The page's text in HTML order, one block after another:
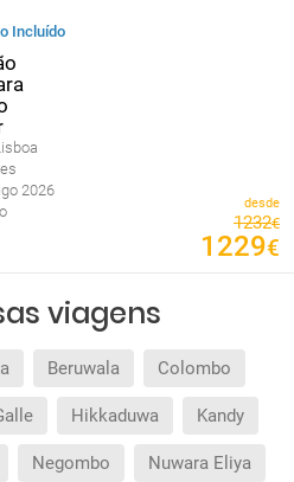
Incluído
2026
desde
1232€
1229€
viagens
Beruwala Colombo
Hikkaduwa Kandy
Negombo Nuwara Eliya